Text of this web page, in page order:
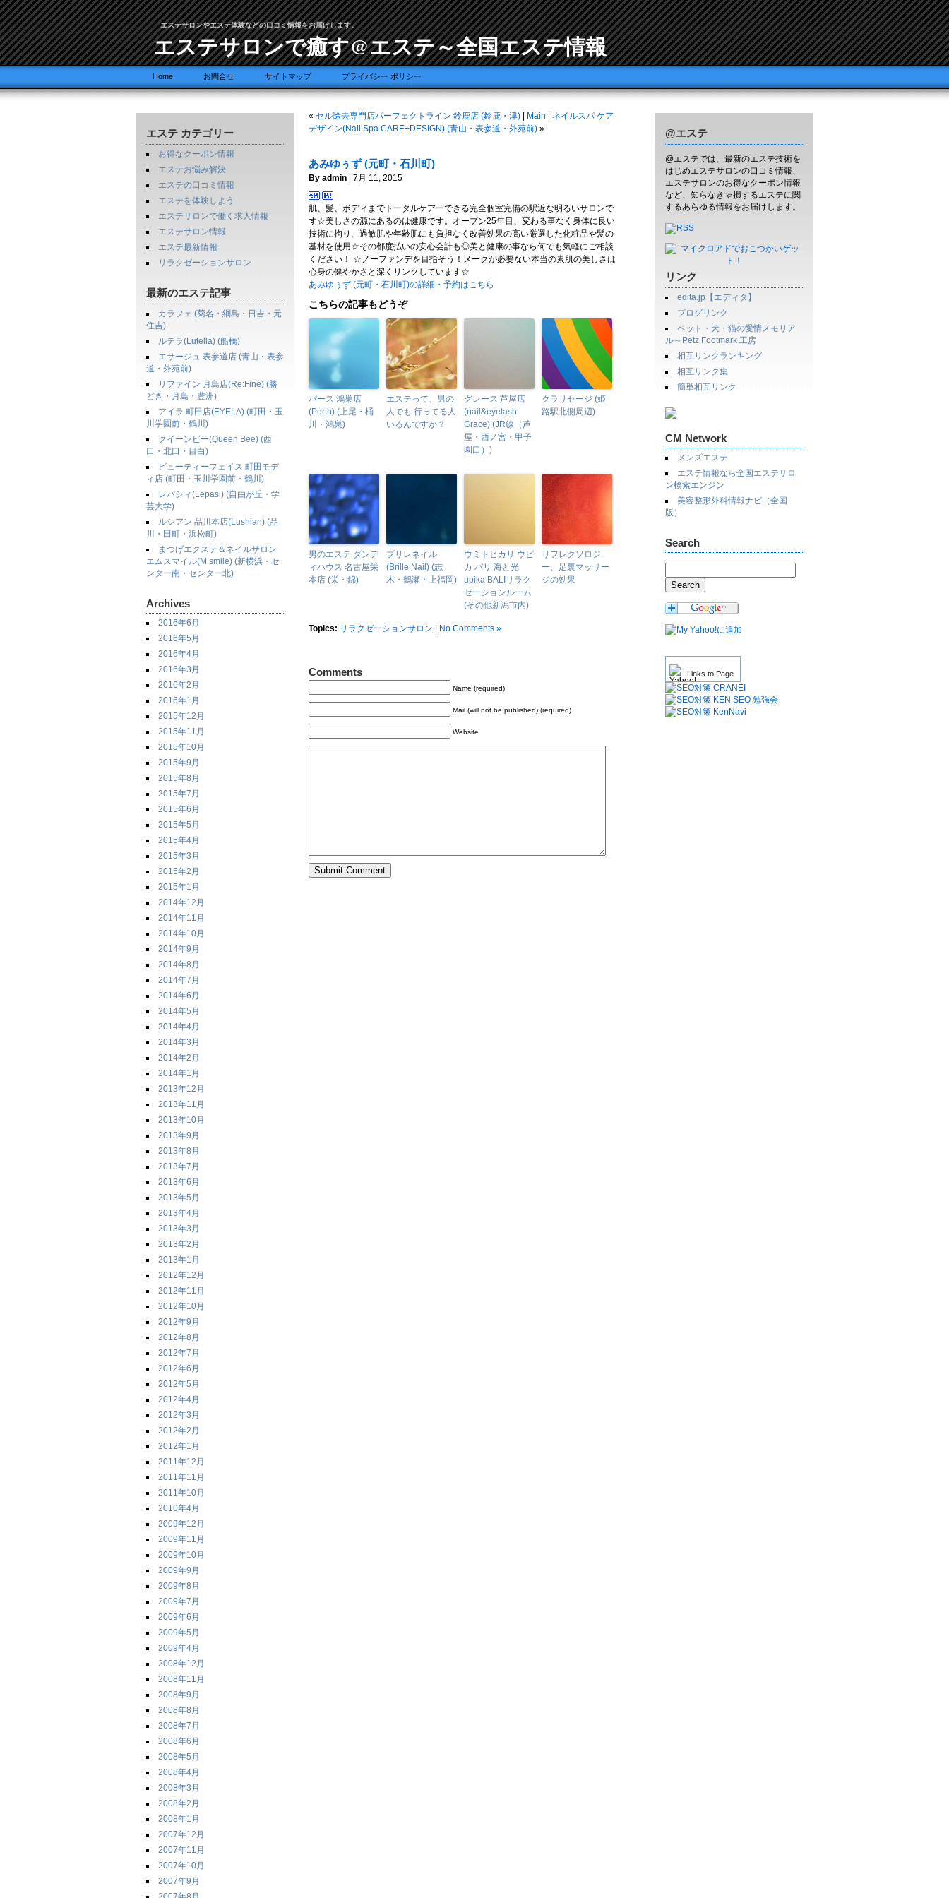
エステサロンやエステ体験などの口コミ情報をお届けします。
エステサロンで癒す@エステ～全国エステ情報
Home お問合せ サイトマップ プライバシー ポリシー
エステ カテゴリー
お得なクーポン情報
エステお悩み解決
エステの口コミ情報
エステを体験しよう
エステサロンで働く求人情報
エステサロン情報
エステ最新情報
リラクゼーションサロン
最新のエステ記事
カラフェ (菊名・綱島・日吉・元
住吉)
ルテラ(Lutella) (船橋)
エサージュ 表参道店 (青山・表参
道・外苑前)
リファイン 月島店(Re:Fine) (勝
どき・月島・豊洲)
アイラ 町田店(EYELA) (町田・玉
川学園前・鶴川)
クイーンビー(Queen Bee) (西
口・北口・目白)
ビューティーフェイス 町田モデ
ィ店 (町田・玉川学園前・鶴川)
レパシィ(Lepasi) (自由が丘・学
芸大学)
ルシアン 品川本店(Lushian) (品
川・田町・浜松町)
まつげエクステ＆ネイルサロン
エムスマイル(M smile) (新横浜・セ
ンター南・センター北)
Archives
2016年6月
2016年5月
2016年4月
2016年3月
2016年2月
2016年1月
2015年12月
2015年11月
2015年10月
2015年9月
2015年8月
2015年7月
2015年6月
2015年5月
2015年4月
2015年3月
2015年2月
2015年1月
2014年12月
2014年11月
2014年10月
2014年9月
2014年8月
2014年7月
2014年6月
2014年5月
2014年4月
2014年3月
2014年2月
2014年1月
2013年12月
2013年11月
2013年10月
2013年9月
2013年8月
2013年7月
2013年6月
2013年5月
2013年4月
2013年3月
2013年2月
2013年1月
2012年12月
2012年11月
2012年10月
2012年9月
2012年8月
2012年7月
2012年6月
2012年5月
2012年4月
2012年3月
2012年2月
2012年1月
2011年12月
2011年11月
2011年10月
2010年4月
2009年12月
2009年11月
2009年10月
2009年9月
2009年8月
2009年7月
2009年6月
2009年5月
2009年4月
2008年12月
2008年11月
2008年9月
2008年8月
2008年7月
2008年6月
2008年5月
2008年4月
2008年3月
2008年2月
2008年1月
2007年12月
2007年11月
2007年10月
2007年9月
@エステ
@エステでは、最新のエステ技術を
はじめエステサロンの口コミ情報、
エステサロンのお得なクーポン情報
など、知らなきゃ損するエステに関
するあらゆる情報をお届けします。
リンク
edita.jp【エディタ】
ブログリンク
ペット・犬・猫の愛情メモリア
ル～Petz Footmark 工房
相互リンクランキング
相互リンク集
簡単相互リンク
CM Network
メンズエステ
エステ情報なら全国エステサロ
ン検索エンジン
美容整形外科情報ナビ（全国
版）
Search
Links to Page
« セル除去専門店パーフェクトライン 鈴鹿店 (鈴鹿・津) Main
ネイルスパ ケア
デザイン(Nail Spa CARE+DESIGN) (青山・表参道・外苑前) »
あみゆぅず (元町・石川町)
By admin | 7月 11, 2015
肌、髪、ボディまでトータルケアーできる完全個室完備の駅近な明るいサロンで
す☆美しさの源にあるのは健康です。オープン25年目、変わる事なく身体に良い
技術に拘り、過敏肌や年齢肌にも負担なく改善効果の高い厳選した化粧品や髪の
基材を使用☆その都度払いの安心会計も◎美と健康の事なら何でも気軽にご相談
ください！ ☆ノーファンデを目指そう！メークが必要ない本当の素肌の美しさは
心身の健やかさと深くリンクしています☆
あみゆぅず (元町・石川町)の詳細・予約はこちら
こちらの記事もどうぞ
パース 鴻巣店
(Perth) (上尾・桶
川・鴻巣)
エステって、男の
人でも 行ってる人
いるんですか？
グレース 芦屋店
(nail&eyelash
Grace) (JR線（芦
屋・西ノ宮・甲子
園口）)
クラリセージ (姫
路駅北側周辺)
男のエステ ダンデ
ィハウス 名古屋栄
本店 (栄・錦)
ブリレネイル
(Brille Nail) (志
木・鶴瀬・上福岡)
ウミトヒカリ ウピ
カ バリ 海と光
upika BALIリラク
ゼーションルーム
(その他新潟市内)
リフレクソロジ
ー、足裏マッサー
ジの効果
Topics: リラクゼーションサロン No Comments »
Comments
Name (required)
Mail (will not be published) (required)
Website